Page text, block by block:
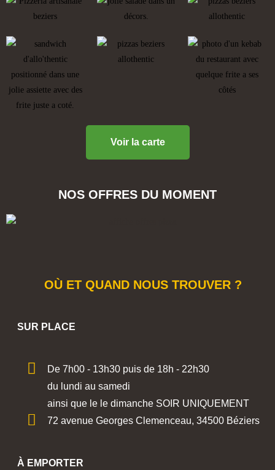
Voir la carte
NOS OFFRES DU MOMENT
OÙ ET QUAND NOUS TROUVER ?
SUR PLACE
De 7h00 - 13h30 puis de 18h - 22h30
du lundi au samedi
ainsi que le le dimanche SOIR UNIQUEMENT
72 avenue Georges Clemenceau, 34500 Béziers
À EMPORTER